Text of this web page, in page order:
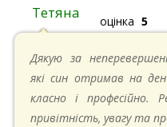
Тетяна оцінка 5
Дякую за
які син отримав на
класно і професійно.
привітність, увагу та